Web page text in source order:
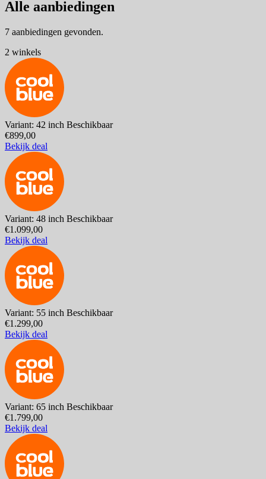
Alle aanbiedingen
7 aanbiedingen gevonden.
2 winkels
Variant: 42 inch Beschikbaar
€899,00
Bekijk deal
Variant: 48 inch Beschikbaar
€1.099,00
Bekijk deal
Variant: 55 inch Beschikbaar
€1.299,00
Bekijk deal
Variant: 65 inch Beschikbaar
€1.799,00
Bekijk deal